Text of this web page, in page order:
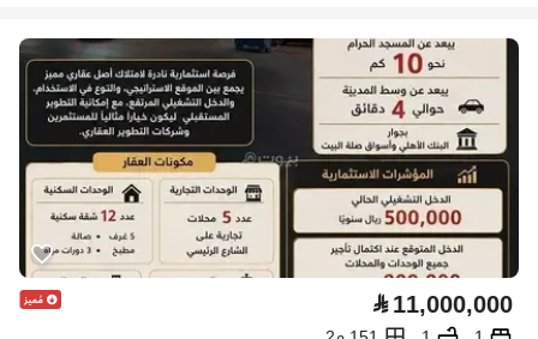
⃁11,000,000